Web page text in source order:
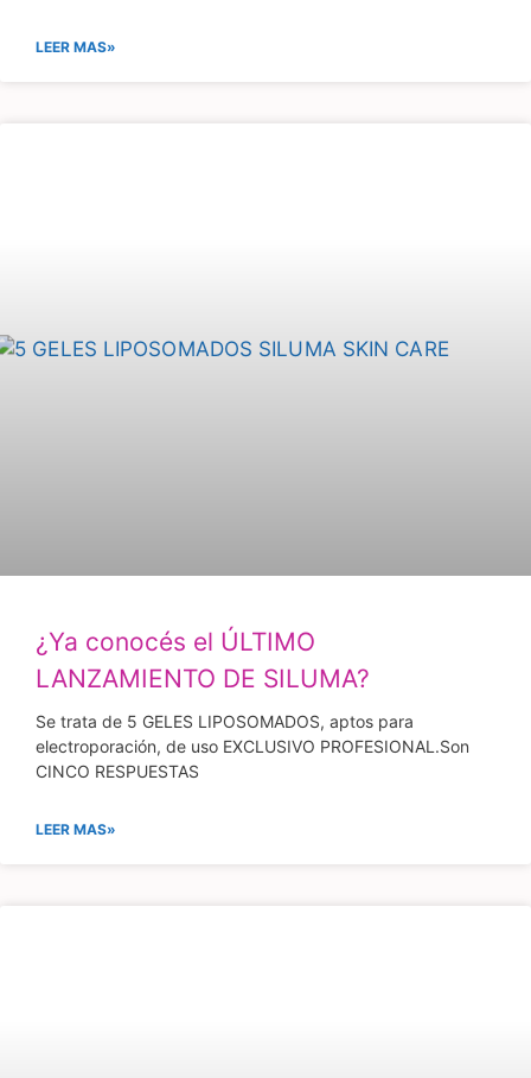
LEER MAS»
¿Ya conocés el ÚLTIMO
LANZAMIENTO DE SILUMA?
Se trata de 5 GELES LIPOSOMADOS, aptos para
electroporación, de uso EXCLUSIVO PROFESIONAL.Son
CINCO RESPUESTAS
LEER MAS»